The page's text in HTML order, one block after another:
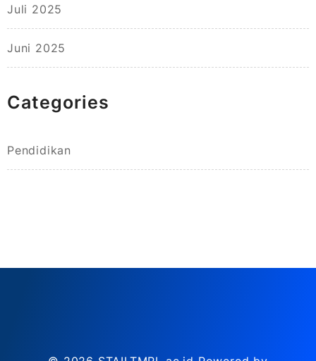
Juli 2025
Juni 2025
Categories
Pendidikan